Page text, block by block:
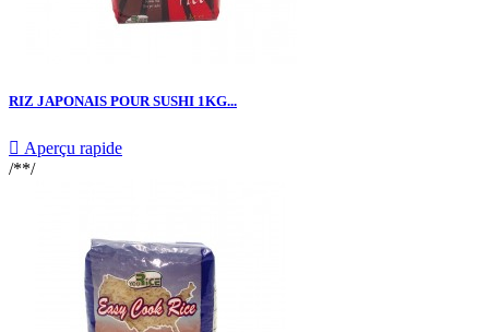
RIZ JAPONAIS POUR SUSHI 1KG...
 Aperçu rapide
/**/